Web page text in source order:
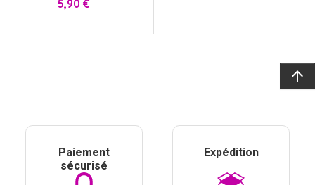
5,90 €
arrow_upward
Paiement
sécurisé
Expédition